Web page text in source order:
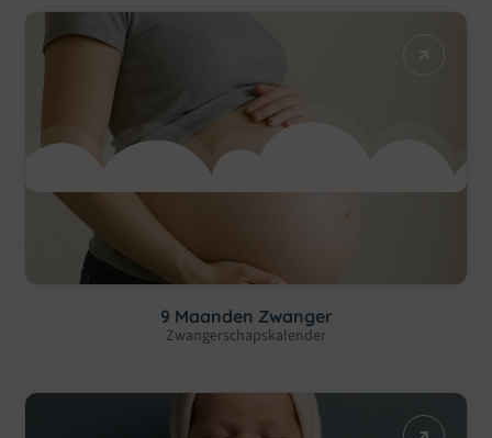
9 Maanden Zwanger
Zwangerschapskalender